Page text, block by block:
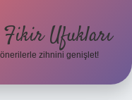
Fikir Ufukları
zihnini genişlet!